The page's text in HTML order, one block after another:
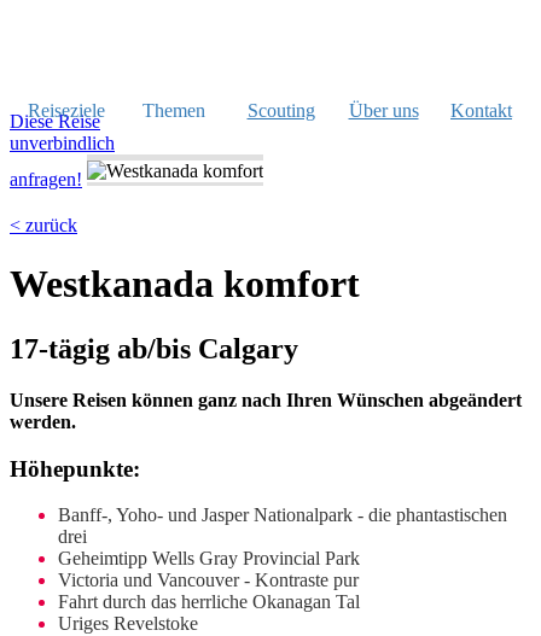
Reiseziele Themen Scouting Über uns Kontakt
Diese Reise
unverbindlich
anfragen!
< zurück
Westkanada komfort
17-tägig ab/bis Calgary
Unsere Reisen können ganz nach Ihren Wünschen abgeändert
werden.
Höhepunkte:
Banff-, Yoho- und Jasper Nationalpark - die phantastischen
drei
Geheimtipp Wells Gray Provincial Park
Victoria und Vancouver - Kontraste pur
Fahrt durch das herrliche Okanagan Tal
Uriges Revelstoke